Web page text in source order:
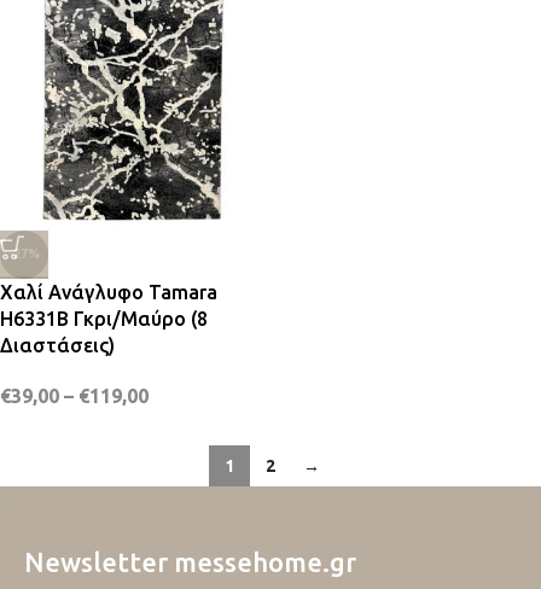
-27%
Χαλί Ανάγλυφο Tamara
H6331B Γκρι/Μαύρο (8
Διαστάσεις)
€39,00 – €119,00
1 2 →
Newsletter messehome.gr